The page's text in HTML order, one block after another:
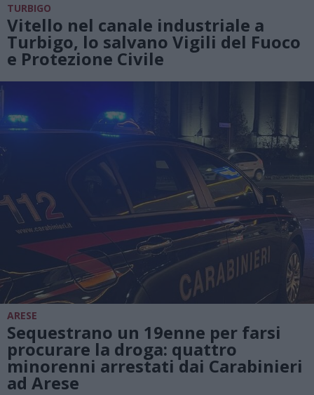
TURBIGO
Vitello nel canale industriale a
Turbigo, lo salvano Vigili del Fuoco
e Protezione Civile
ARESE
Sequestrano un 19enne per farsi
procurare la droga: quattro
minorenni arrestati dai Carabinieri
ad Arese